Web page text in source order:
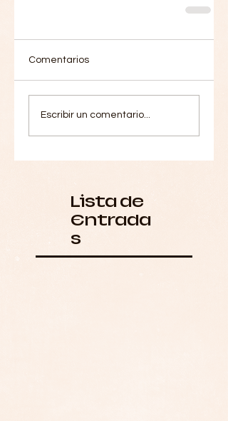
Comentarios
Escribir un comentario...
Lista de
Entrada
s